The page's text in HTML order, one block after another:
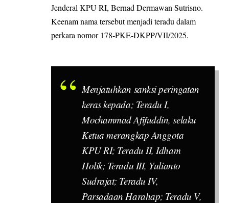
Jenderal KPU RI, Bernad Dermawan Sutrisno.
Keenam nama tersebut menjadi teradu dalam
perkara nomor 178-PKE-DKPP/VII/2025.
Menjatuhkan sanksi peringatan
keras kepada; Teradu I,
Mochammad Afifuddin, selaku
Ketua merangkap Anggota
KPU RI; Teradu II, Idham
Holik; Teradu III, Yulianto
Sudrajat; Teradu IV,
Parsadaan Harahap; Teradu V,